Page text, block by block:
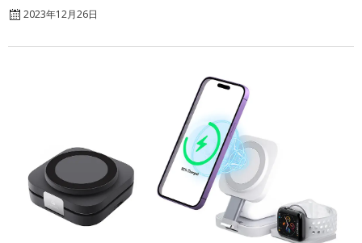
2023年12月26日